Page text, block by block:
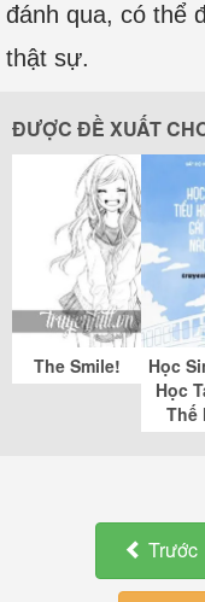
đánh qua, có thể
thật sự.
ĐƯỢC ĐỀ XUẤT
The Smile!
Học
Học
Thế
Trước